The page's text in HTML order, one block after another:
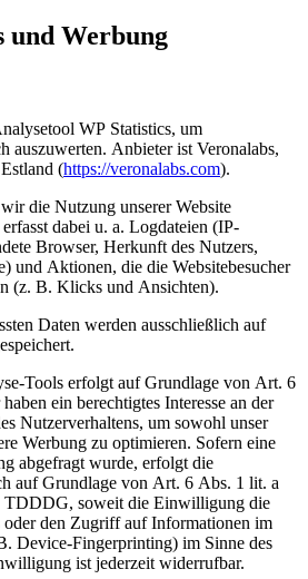
und Werbung
WP Statistics, um
auszuwerten. Anbieter ist Veronalabs,
(https://veronalabs.com).
die Nutzung unserer Website
dabei u. a. Logdateien (IP-
Browser, Herkunft des Nutzers,
und Aktionen, die die Websitebesucher
(z. B. Klicks und Ansichten).
Daten werden ausschließlich auf
Tools erfolgt auf Grundlage von Art. 6
ein berechtigtes Interesse an der
Nutzerverhaltens, um sowohl unser
Werbung zu optimieren. Sofern eine
abgefragt wurde, erfolgt die
auf Grundlage von Art. 6 Abs. 1 lit. a
soweit die Einwilligung die
oder den Zugriff auf Informationen im
Device-Fingerprinting) im Sinne des
ist jederzeit widerrufbar.